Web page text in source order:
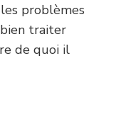
problèmes
traiter
de quoi il